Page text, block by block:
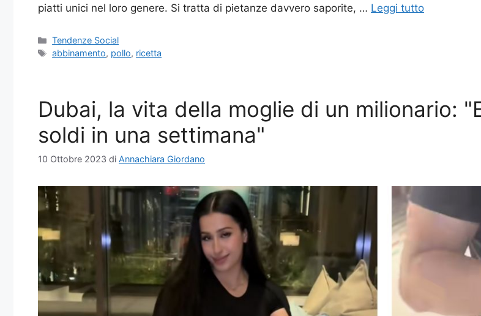
piatti unici nel loro genere. Si tratta di pietanze davvero saporite, … Leggi tutto
Categorie
Tendenze Social
Tag
abbinamento, pollo, ricetta
Dubai, la vita della moglie di un milionario:
soldi in una settimana"
10 Ottobre 2023 di Annachiara Giordano